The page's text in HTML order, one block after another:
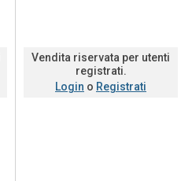
Vendita riservata per utenti
registrati.
Login o Registrati